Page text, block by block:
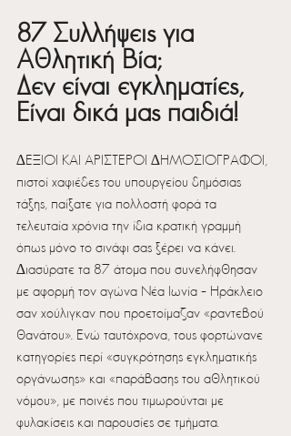
87 Συλλήψεις για
Αθλητική Βία;
Δεν είναι εγκληματίες,
Είναι δικά μας παιδιά!
∆ΕΞΙΟΙ ΚΑΙ ΑΡΙΣΤΕΡΟΙ ∆ΗΜΟΣΙΟΓΡΑΦΟΙ,
πιστοί χαφιέδες του υπουργείου δηµόσιας
τάξης, παίξατε για πολλοστή φορά τα
τελευταία χρόνια την ίδια κρατική γραµµή
όπως µόνο το σινάφι σας ξέρει να κάνει.
∆ιασύρατε τα 87 άτοµα που συνελήφθησαν
µε αφορµή τον αγώνα Νέα Ιωνία – Ηράκλειο
σαν χούλιγκαν που προετοίµαζαν «ραντεβού
θανάτου». Ενώ ταυτόχρονα, τους φορτώνανε
κατηγορίες περί «συγκρότησης εγκληµατικής
οργάνωσης» και «παράβασης του αθλητικού
νόµου», µε ποινές που τιµωρούνται µε
φυλακίσεις και παρουσίες σε τµήµατα.